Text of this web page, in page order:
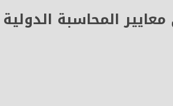
المحاسبة الدولية